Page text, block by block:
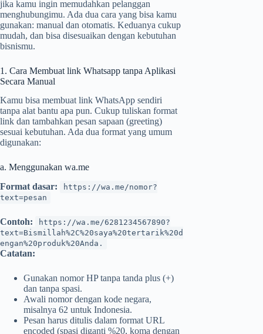
jika kamu ingin memudahkan pelanggan
menghubungimu. Ada dua cara yang bisa kamu
gunakan: manual dan otomatis. Keduanya cukup
mudah, dan bisa disesuaikan dengan kebutuhan
bisnismu.
1. Cara Membuat link Whatsapp tanpa Aplikasi
Secara Manual
Kamu bisa membuat link WhatsApp sendiri
tanpa alat bantu apa pun. Cukup tuliskan format
link dan tambahkan pesan sapaan (greeting)
sesuai kebutuhan. Ada dua format yang umum
digunakan:
a. Menggunakan wa.me
Format dasar:
https://wa.me/nomor?
text=pesan
Contoh:
https://wa.me/6281234567890?
text=Bismillah%2C%20saya%20tertarik%20d
engan%20produk%20Anda.
Catatan:
Gunakan nomor HP tanpa tanda plus (+)
dan tanpa spasi.
Awali nomor dengan kode negara,
misalnya 62 untuk Indonesia.
Pesan harus ditulis dalam format URL
encoded (spasi diganti %20, koma dengan